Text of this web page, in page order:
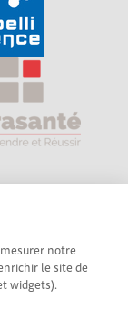
notre
le site de
widgets).de